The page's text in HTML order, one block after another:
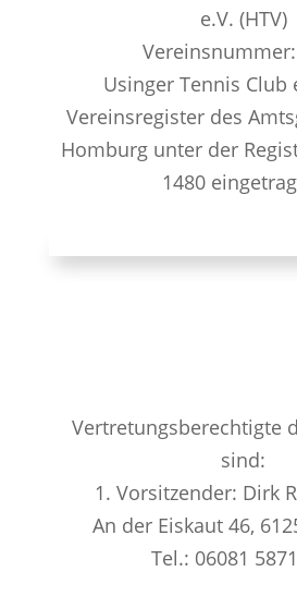
e.V. (HTV)
Vereinsnummer:
Usinger Tennis Club
Vereinsregister des
Homburg unter der
1480
Vertretungsberechtigte
sind:
1. Vorsitzender: Dirk
An der Eiskaut 46,
Tel.: 06081